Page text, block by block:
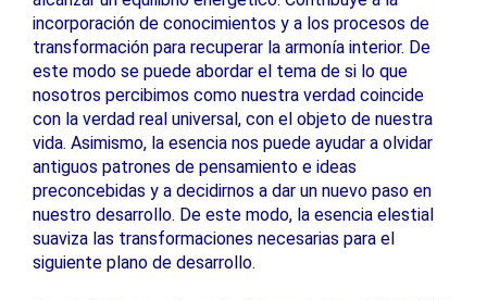
incorporación de conocimientos y a los procesos de
transformación para recuperar la armonía interior. De
este modo se puede abordar el tema de si lo que
nosotros percibimos como nuestra verdad coincide
con la verdad real universal, con el objeto de nuestra
vida. Asimismo, la esencia nos puede ayudar a olvidar
antiguos patrones de pensamiento e ideas
preconcebidas y a decidirnos a dar un nuevo paso en
nuestro desarrollo. De este modo, la esencia elestial
suaviza las transformaciones necesarias para el
siguiente plano de desarrollo.